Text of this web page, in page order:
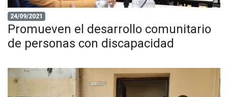
24/09/2021
Promueven el desarrollo comunitario
de personas con discapacidad